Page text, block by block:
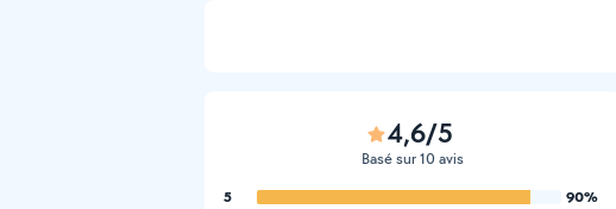
4,6/5
Basé sur 10 avis
5
90%